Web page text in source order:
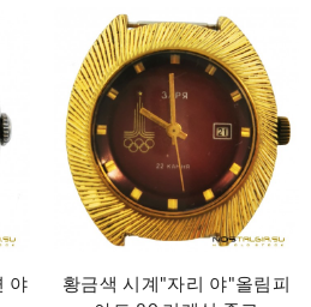
야
황금색 시계"자리 야"올림피